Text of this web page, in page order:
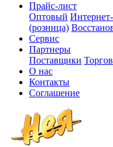
Прайс-лист
Оптовый
(розница)
Сервис
Партнеры
Поставщики
О нас
Контакты
Соглашение